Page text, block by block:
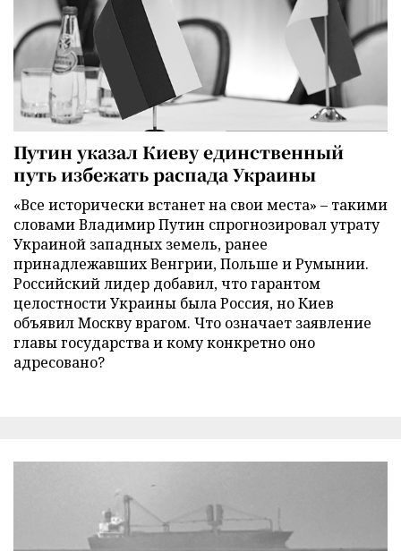
Путин указал Киеву единственный
путь избежать распада Украины
«Все исторически встанет на свои места» – такими
словами Владимир Путин спрогнозировал утрату
Украиной западных земель, ранее
принадлежавших Венгрии, Польше и Румынии.
Российский лидер добавил, что гарантом
целостности Украины была Россия, но Киев
объявил Москву врагом. Что означает заявление
главы государства и кому конкретно оно
адресовано?